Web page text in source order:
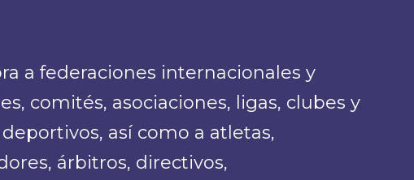
a federaciones internacionales y
comités, asociaciones, ligas, clubes y
así como a atletas,
árbitros, directivos,